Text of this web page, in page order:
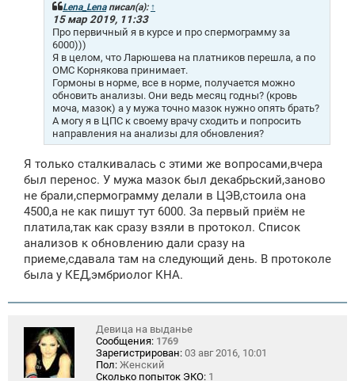
Lena_Lenaписал(а): ↑
15 мар 2019, 11:33
Про первичный я в курсе и про спермограмму за
6000)))
Я в целом, что Ларюшева на платников перешла, а по
ОМС Корнякова принимает.
Гормоны в норме, все в норме, получается можно
обновить анализы. Они ведь месяц годны? (кровь
моча, мазок) а у мужа точно мазок нужно опять брать?
А могу я в ЦПС к своему врачу сходить и попросить
направления на анализы для обновления?
Я только сталкивалась с этими же вопросами,вчера
был перенос. У мужа мазок был декабрьский,заново
не брали,спермограмму делали в ЦЭВ,стоила она
4500,а не как пишут тут 6000. За первый приём не
платила,так как сразу взяли в протокол. Список
анализов к обновлению дали сразу на
приеме,сдавала там на следующий день. В протоколе
была у КЕД,эмбриолог КНА.
Девица на выданье
Сообщения: 1769
Зарегистрирован: 03 авг 2016, 10:01
Пол: Женский
Сколько попыток ЭКО: 1